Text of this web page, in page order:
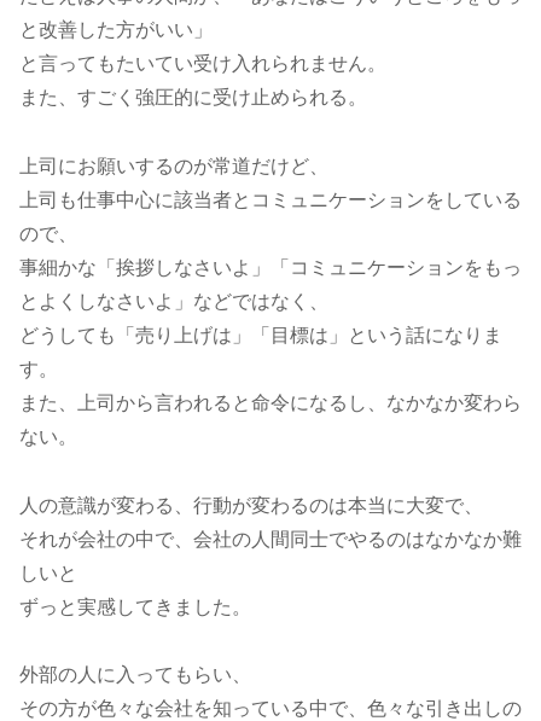
と改善した方がいい」
と言ってもたいてい受け入れられません。
また、すごく強圧的に受け止められる。
上司にお願いするのが常道だけど、
上司も仕事中心に該当者とコミュニケーションをしている
ので、
事細かな「挨拶しなさいよ」「コミュニケーションをもっ
とよくしなさいよ」などではなく、
どうしても「売り上げは」「目標は」という話になりま
す。
また、上司から言われると命令になるし、なかなか変わら
ない。
人の意識が変わる、行動が変わるのは本当に大変で、
それが会社の中で、会社の人間同士でやるのはなかなか難
しいと
ずっと実感してきました。
外部の人に入ってもらい、
その方が色々な会社を知っている中で、色々な引き出しの